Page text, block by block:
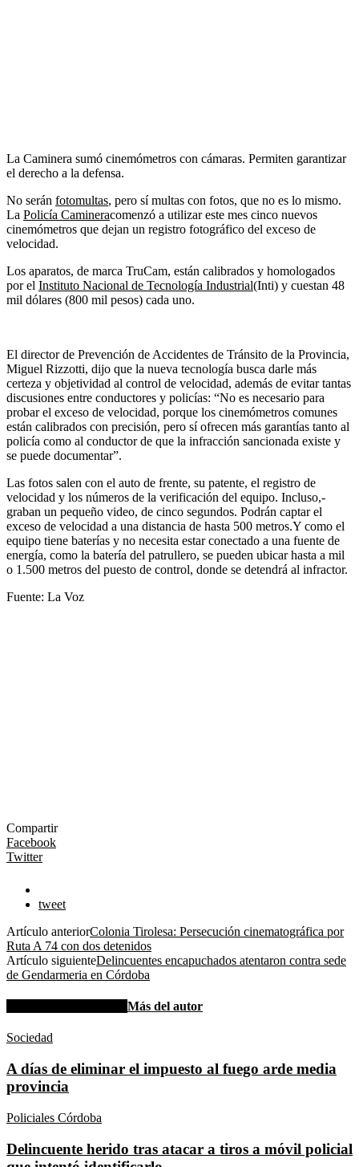
La Caminera sumó cinemómetros con cámaras. Permiten garantizar
el derecho a la defensa.
No serán fotomultas, pero sí multas con fotos, que no es lo mismo.
La Policía Camineracomenzó a utilizar este mes cinco nuevos
cinemómetros que dejan un registro fotográfico del exceso de
velocidad.
Los aparatos, de marca TruCam, están calibrados y homo­logados
por el Instituto Nacional de Tecnología Industrial(Inti) y cuestan 48
mil dólares (800 mil pesos) cada uno.
El director de Prevención de Accidentes de Tránsito de la Provincia,
Miguel Rizzotti, dijo que la nueva tecnología busca darle más
certeza y objetividad al control de velocidad, además de evitar tantas
discusiones entre conductores y policías: “No es necesario para
probar el exceso de velocidad, porque los cinemómetros comunes
están calibrados con precisión, pero sí ofrecen más garantías tanto al
policía como al conductor de que la infracción sancionada existe y
se puede documentar”.
Las fotos salen con el auto de frente, su patente, el registro de
velocidad y los números de la verificación del equipo. Incluso,­
graban un pequeño video, de cinco segundos. Podrán captar el
exceso de velocidad a una distancia de hasta 500 metros.Y como el
equipo tiene baterías y no necesita estar conectado a una fuente de
energía, como la batería del patrullero, se pueden ubicar hasta a mil
o 1.500 metros del puesto de control, donde se detendrá al infractor.
Fuente: La Voz
Compartir
Facebook
Twitter
tweet
Artículo anteriorColonia Tirolesa: Persecución cinematográfica por
Ruta A 74 con dos detenidos
Artículo siguienteDelincuentes encapuchados atentaron contra sede
de Gendarmeria en Córdoba
Más del autor
Sociedad
A días de eliminar el impuesto al fuego arde media
provincia
Policiales Córdoba
Delincuente herido tras atacar a tiros a móvil policial